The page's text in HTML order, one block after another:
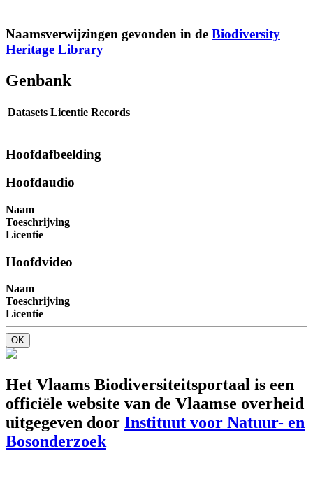
Naamsverwijzingen gevonden in de Biodiversity
Heritage Library
Genbank
Datasets Licentie Records
Hoofdafbeelding
Hoofdaudio
Naam
Toeschrijving
Licentie
Hoofdvideo
Naam
Toeschrijving
Licentie
OK
Het Vlaams Biodiversiteitsportaal is een
officiële website van de Vlaamse overheid
uitgegeven door Instituut voor Natuur- en
Bosonderzoek